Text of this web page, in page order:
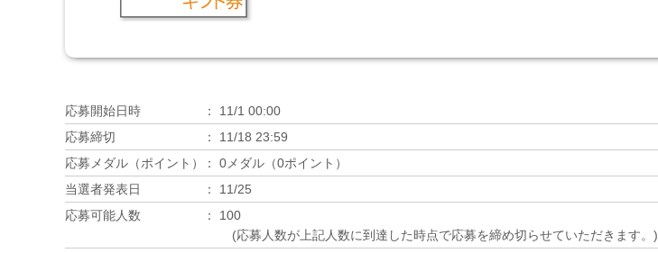
応募開始日時
11/1 00:00
応募締切
11/18 23:59
応募メダル（ポイント）
0メダル（0ポイント）
当選者発表日
11/25
応募可能人数
100
(応募人数が上記人数に到達した時点で応募を締め切らせていただきます。)